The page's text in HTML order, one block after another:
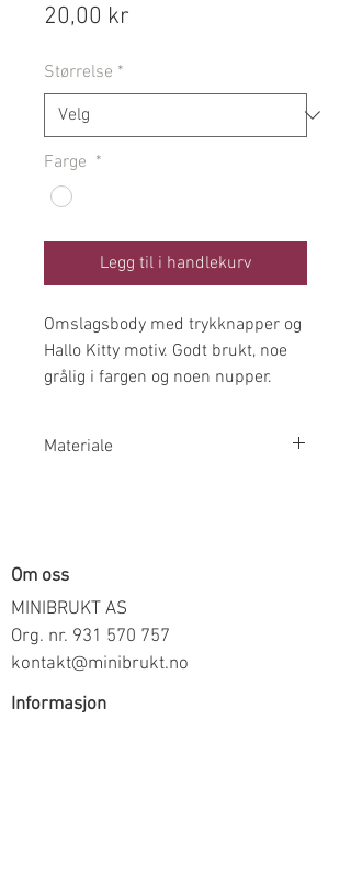
20,00 kr
Størrelse *
Farge *
Legg til i handlekurv
Omslagsbody med trykknapper og
Hallo Kitty motiv. Godt brukt, noe
grålig i fargen og noen nupper.
Materiale
Om oss
MINIBRUKT AS
Org. nr. 931 570 757
kontakt@minibrukt.no
Informasjon